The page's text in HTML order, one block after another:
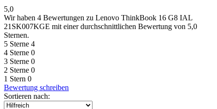
5,0
Wir haben 4 Bewertungen zu Lenovo ThinkBook 16 G8 IAL
21SK007KGE mit einer durchschnittlichen Bewertung von 5,0
Sternen.
5 Sterne 4
4 Sterne 0
3 Sterne 0
2 Sterne 0
1 Stern 0
Bewertung schreiben
Sortieren nach: